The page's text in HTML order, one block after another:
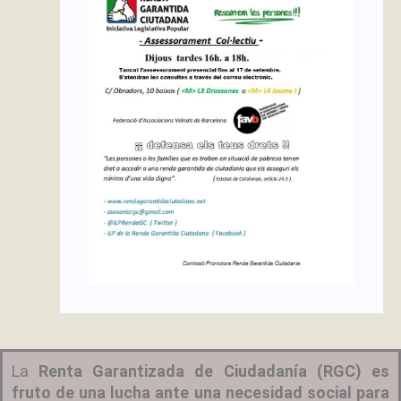
La Renta Garantizada de Ciudadanía (RGC) es
fruto de una lucha ante una necesidad social para